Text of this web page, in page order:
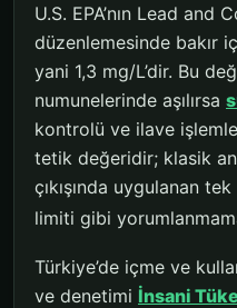
U.S. EPA’nın Lead and
düzenlemesinde bakır
yani 1,3 mg/L’dir. Bu
numunelerinde aşılırsa
kontrolü ve ilave
tetik değeridir; klasik
çıkışında uygulanan
limiti gibi
Türkiye’de içme ve
ve denetimi İnsani